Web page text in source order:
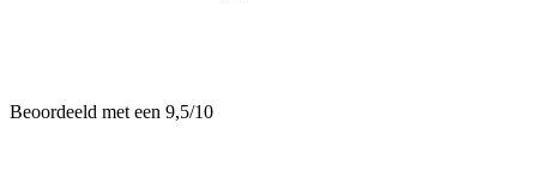
Beoordeeld met een 9,5/10